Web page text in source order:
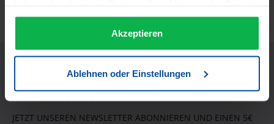
gesammelt haben.
Akzeptieren
Ablehnen oder Einstellungen
JETZT UNSEREN NEWSLETTER ABONNIEREN UND EINEN 5€